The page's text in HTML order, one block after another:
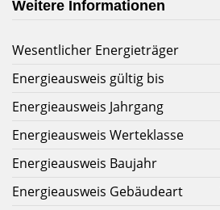
Weitere Informationen
Wesentlicher Energieträger
Energieausweis gültig bis
Energieausweis Jahrgang
Energieausweis Werteklasse
Energieausweis Baujahr
Energieausweis Gebäudeart